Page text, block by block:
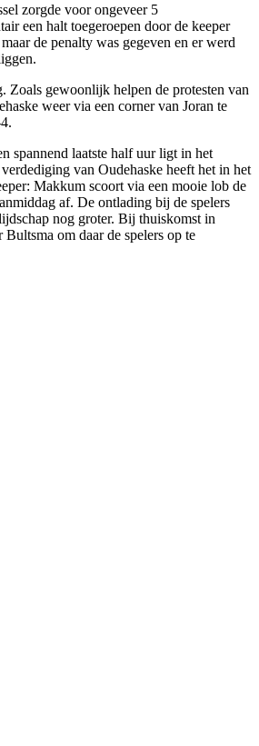
zorgde voor ongeveer 5
een halt toegeroepen door de keeper
de penalty was gegeven en er werd
Zoals gewoonlijk helpen de protesten van
weer via een corner van Joran te
spannend laatste half uur ligt in het
van Oudehaske heeft het in het
Makkum scoort via een mooie lob de
af. De ontlading bij de spelers
nog groter. Bij thuiskomst in
om daar de spelers op te